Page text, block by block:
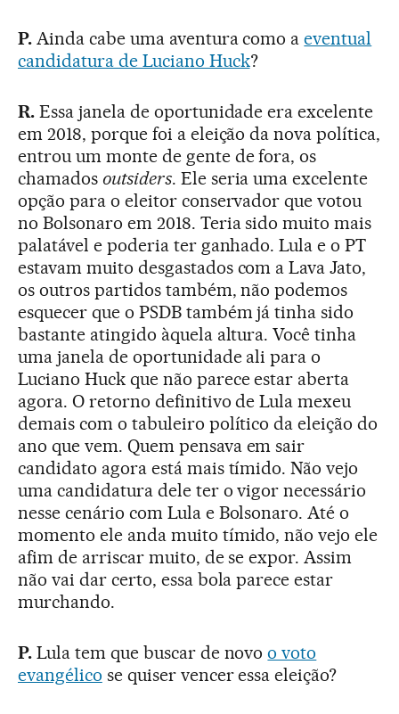
P.Ainda cabe uma aventura como aeventual
candidatura de Luciano Huck?
R.Essa janela de oportunidade era excelente
em 2018, porque foi a eleição da nova política,
entrou um monte de gente de fora, os
chamados outsiders. Ele seria uma excelente
opção para o eleitor conservador que votou
no Bolsonaro em 2018. Teria sido muito mais
palatável e poderia ter ganhado. Lula e o PT
estavam muito desgastados com a Lava Jato,
os outros partidos também, não podemos
esquecer que o PSDB também já tinha sido
bastante atingido àquela altura. Você tinha
uma janela de oportunidade ali para o
Luciano Huck que não parece estar aberta
agora. O retorno definitivo de Lula mexeu
demais com o tabuleiro político da eleição do
ano que vem. Quem pensava em sair
candidato agora está mais tímido. Não vejo
uma candidatura dele ter o vigor necessário
nesse cenário com Lula e Bolsonaro. Até o
momento ele anda muito tímido, não vejo ele
afim de arriscar muito, de se expor. Assim
não vai dar certo, essa bola parece estar
murchando.
P.Lula tem que buscar de novoo voto
evangélico se quiser vencer essa eleição?